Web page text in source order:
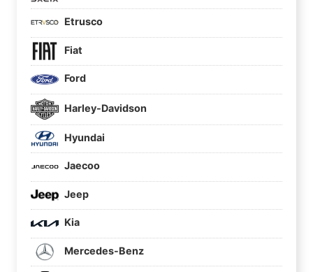
Etrusco
Fiat
Ford
Harley-Davidson
Hyundai
Jaecoo
Jeep
Kia
Mercedes-Benz